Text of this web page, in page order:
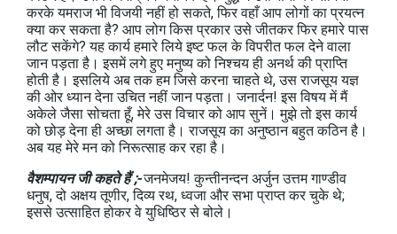
करके यमराज भी विजयी नहीं हो सकते, फिर वहाँ आप लोगों का प्रयत्न
क्या कर सकता है? आप लोग किस प्रकार उसे जीतकर फिर हमारे पास
लौट सकेंगे? यह कार्य हमारे लिये इष्ट फल के विपरीत फल देने वाला
जान पड़ता है। इसमें लगे हुए मनुष्य को निश्चय ही अनर्थ की प्राप्ति
होती है। इसलिये अब तक हम जिसे करना चाहते थे, उस राजसूय यज्ञ
की ओर ध्यान देना उचित नहीं जान पड़ता। जनार्दन! इस विषय में मैं
अकेले जैसा सोचता हूँ, मेरे उस विचार को आप सुनें। मुझे तो इस कार्य
को छोड़ देना ही अच्छा लगता है। राजसूय का अनुष्ठान बहुत कठिन है।
अब यह मेरे मन को निरूत्साह कर रहा है।
वैशम्पायन जी कहते हैं ;-जनमेजय! कुन्तीनन्दन अर्जुन उत्तम गाण्डीव
धनुष, दो अक्षय तूणीर, दिव्य रथ, ध्वजा और सभा प्राप्त कर चुके थे;
इससे उत्साहित होकर वे युधिष्ठिर से बोले।